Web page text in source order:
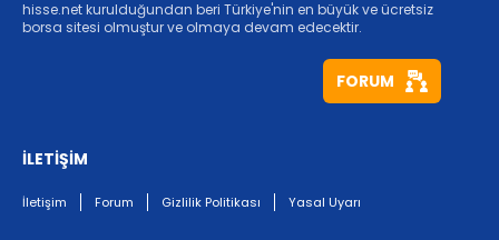
hisse.net kurulduğundan beri Türkiye'nin en büyük ve ücretsiz
borsa sitesi olmuştur ve olmaya devam edecektir.
FORUM
İLETİŞİM
İletişim Forum Gizlilik Politikası Yasal Uyarı